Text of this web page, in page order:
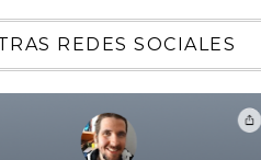
REDES SOCIALES